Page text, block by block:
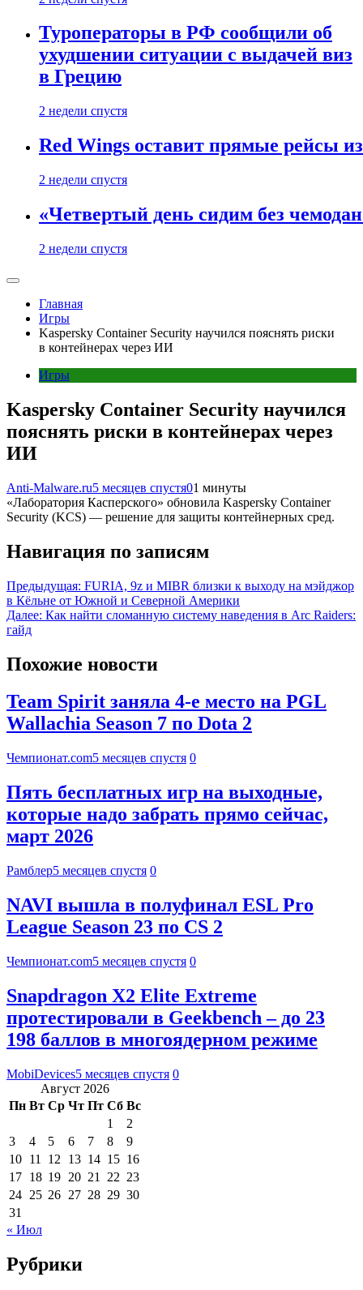
Туроператоры в РФ сообщили об
ухудшении ситуации с выдачей виз
в Грецию
2 недели спустя
Red Wings оставит прямые рейсы
2 недели спустя
«Четвертый день сидим без
2 недели спустя
Главная
Игры
Kaspersky Container Security научился пояснять риски
в контейнерах через ИИ
Игры
Kaspersky Container Security научился
пояснять риски в контейнерах через
ИИ
Anti-Malware.ru5 месяцев спустя01 минуты
«Лаборатория Касперского» обновила Kaspersky Container
Security (KCS) — решение для защиты контейнерных сред.
Навигация по записям
Предыдущая: FURIA, 9z и MIBR близки к выходу на мэйджор
в Кёльне от Южной и Северной Америки
Далее: Как найти сломанную систему наведения в Arc Raiders:
гайд
Похожие новости
Team Spirit заняла 4-е место на PGL
Wallachia Season 7 по Dota 2
Чемпионат.com5 месяцев спустя 0
Пять бесплатных игр на выходные,
которые надо забрать прямо сейчас,
март 2026
Рамблер5 месяцев спустя 0
NAVI вышла в полуфинал ESL Pro
League Season 23 по CS 2
Чемпионат.com5 месяцев спустя 0
Snapdragon X2 Elite Extreme
протестировали в Geekbench – до 23
198 баллов в многоядерном режиме
MobiDevices5 месяцев спустя 0
Август 2026
Пн Вт Ср Чт Пт Сб Вс
1
2
3
4 5 6 7 8
9
10 11 12 13 14 15 16
17 18 19 20 21 22 23
24 25 26 27 28 29 30
31
« Июл
Рубрики